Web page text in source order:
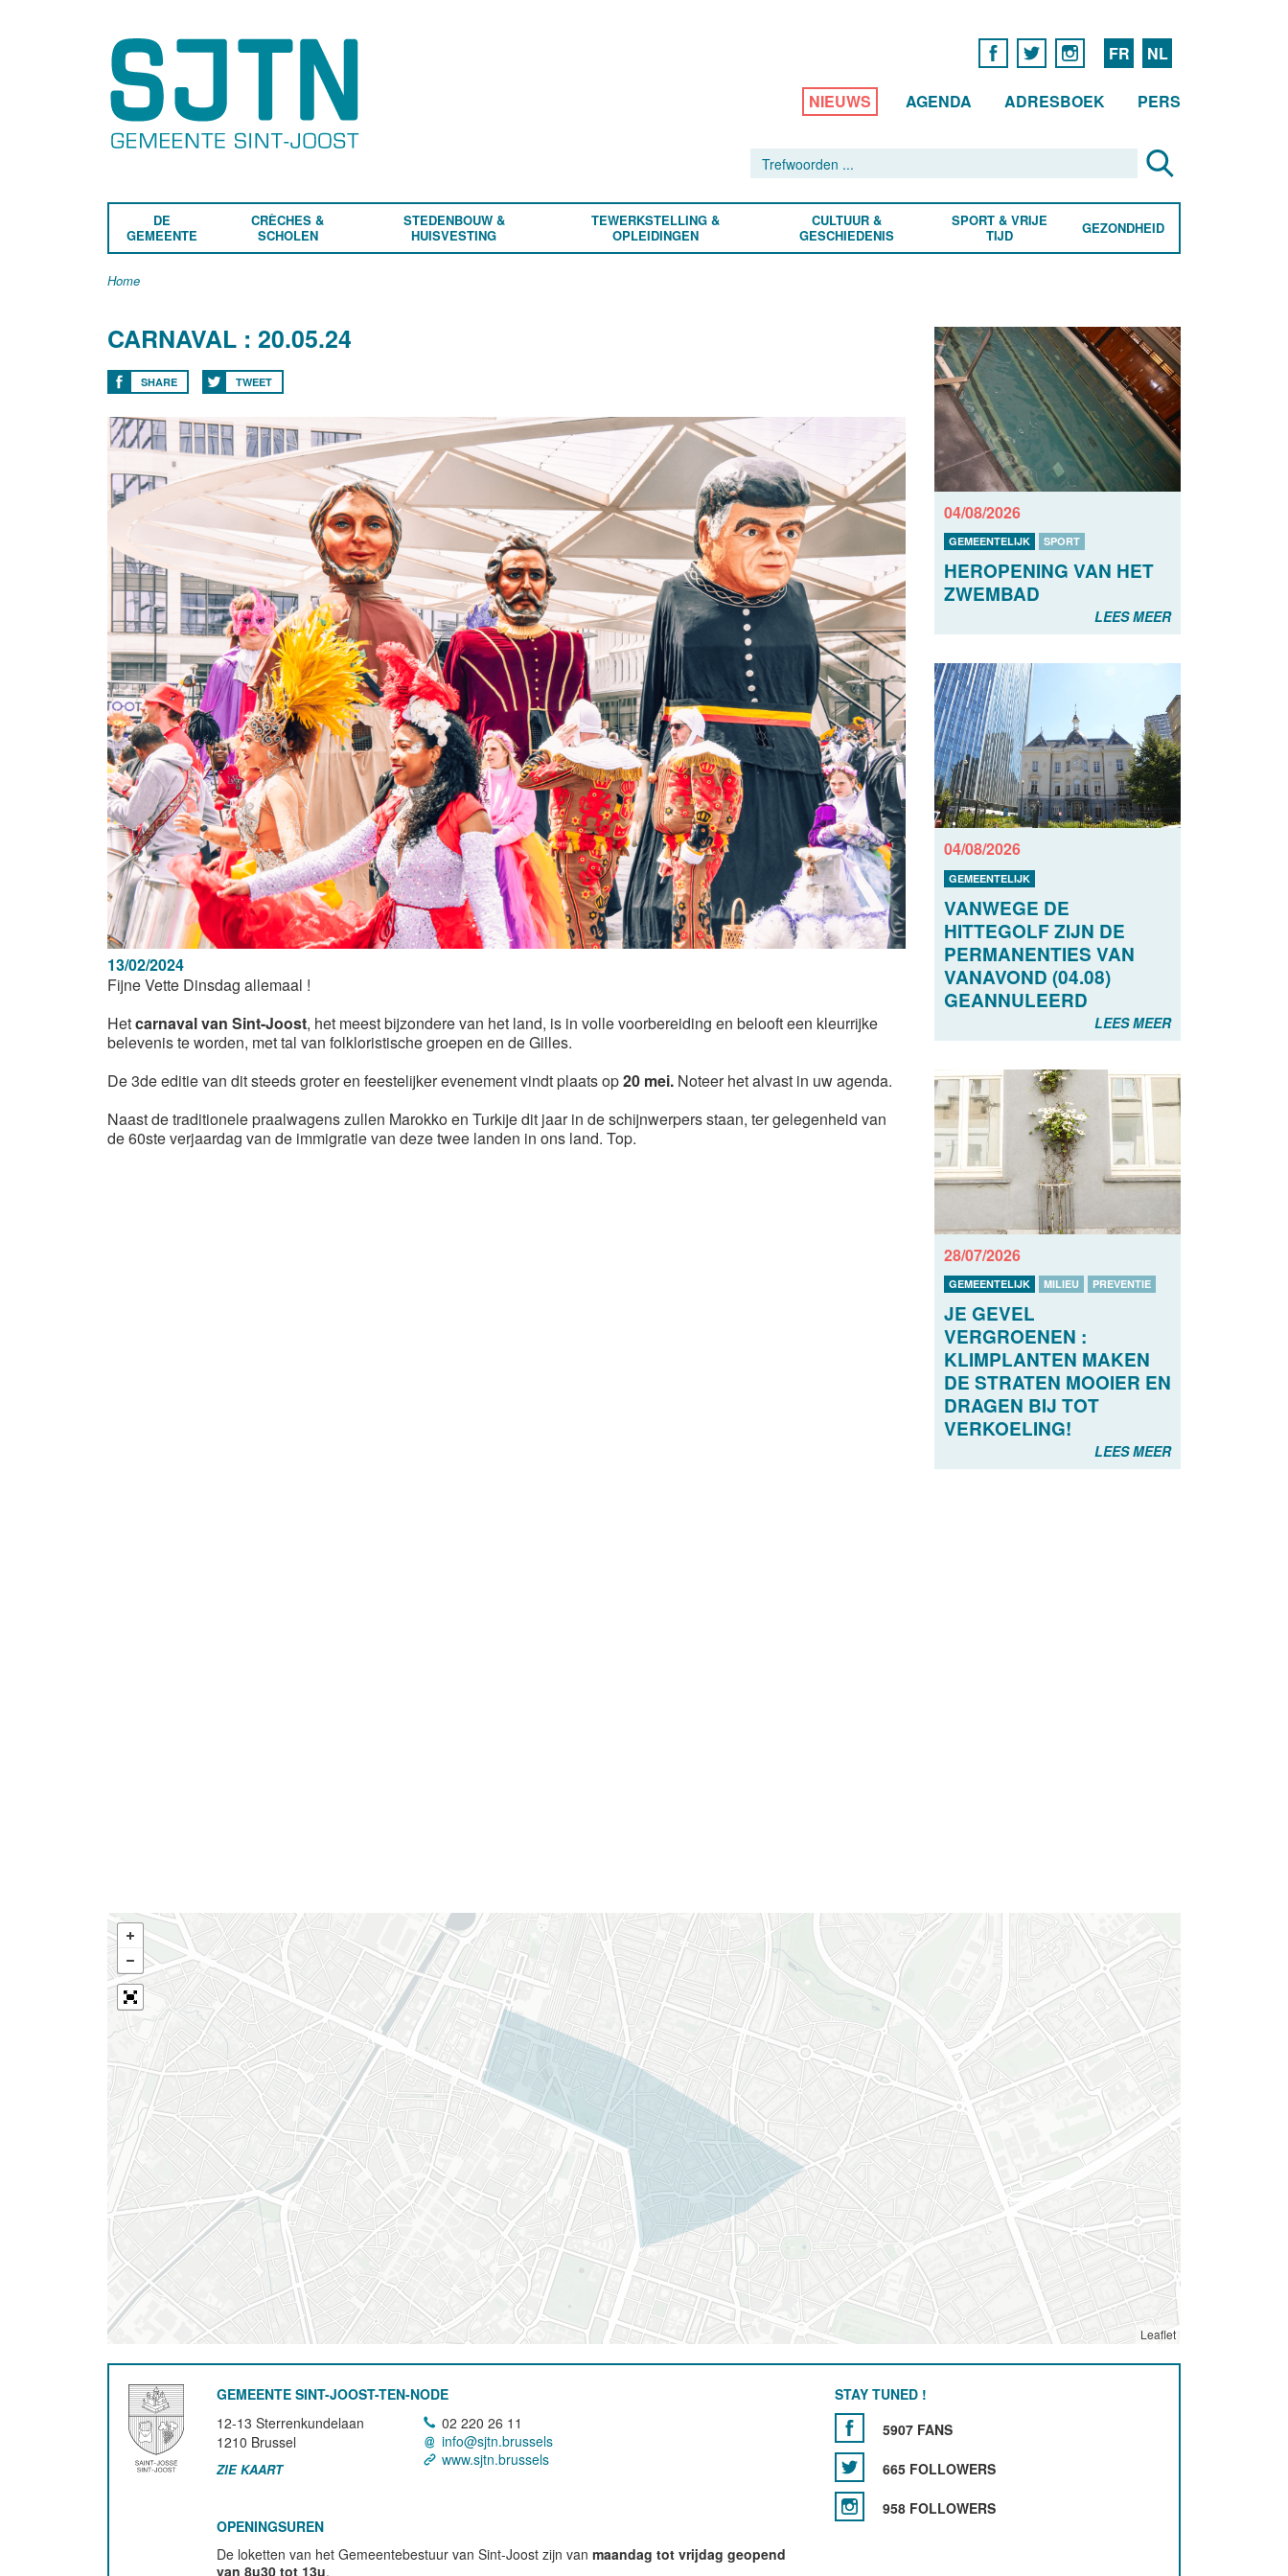
FR NL
NIEUWS AGENDA ADRESBOEK PERS
DE
GEMEENTE
CRÈCHES &
SCHOLEN
STEDENBOUW &
HUISVESTING
TEWERKSTELLING &
OPLEIDINGEN
CULTUUR &
GESCHIEDENIS
SPORT & VRIJE
TIJD
GEZONDHEID
Home
CARNAVAL : 20.05.24
SHARE TWEET
13/02/2024
Fijne Vette Dinsdag allemaal !
Hetcarnaval van Sint-Joost, het meest bijzondere van het land, is in volle voorbereiding en belooft een kleurrijke
belevenis te worden, met tal van folkloristische groepen en de Gilles.
De 3de editie van dit steeds groter en feestelijker evenement vindt plaats op20 mei. Noteer het alvast in uw agenda.
Naast de traditionele praalwagens zullen Marokko en Turkije dit jaar in de schijnwerpers staan, ter gelegenheid van
de 60ste verjaardag van de immigratie van deze twee landen in ons land. Top.
04/08/2026
GEMEENTELIJK SPORT
HEROPENING VAN HET
ZWEMBAD
LEES MEER
04/08/2026
GEMEENTELIJK
VANWEGE DE
HITTEGOLF ZIJN DE
PERMANENTIES VAN
VANAVOND (04.08)
GEANNULEERD
LEES MEER
28/07/2026
GEMEENTELIJK MILIEU PREVENTIE
JE GEVEL
VERGROENEN :
KLIMPLANTEN MAKEN
DE STRATEN MOOIER EN
DRAGEN BIJ TOT
VERKOELING!
LEES MEER
Leaflet
GEMEENTE SINT-JOOST-TEN-NODE
12-13 Sterrenkundelaan
1210 Brussel
ZIE KAART
02 220 26 11
info@sjtn.brussels
www.sjtn.brussels
OPENINGSUREN
De loketten van het Gemeentebestuur van Sint-Joost zijn vanmaandag tot vrijdag geopend
van 8u30 tot 13u.
STAY TUNED !
5907 FANS
665 FOLLOWERS
958 FOLLOWERS